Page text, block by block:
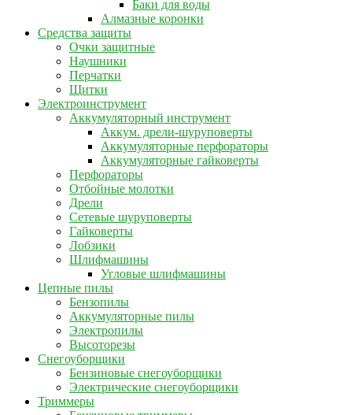
Баки для воды
Алмазные коронки
Средства защиты
Очки защитные
Наушники
Перчатки
Щитки
Электроинструмент
Аккумуляторный инструмент
Аккум. дрели-шуруповерты
Аккумуляторные перфораторы
Аккумуляторные гайковерты
Перфораторы
Отбойные молотки
Дрели
Сетевые шуруповерты
Гайковерты
Лобзики
Шлифмашины
Угловые шлифмашины
Цепные пилы
Бензопилы
Аккумуляторные пилы
Электропилы
Высоторезы
Снегоуборщики
Бензиновые снегоуборщики
Электрические снегоуборщики
Триммеры